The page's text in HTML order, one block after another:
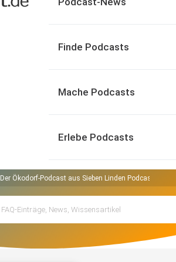
Finde Podcasts
Mache Podcasts
Erlebe Podcasts
Der Ökodorf-Podcast aus Sieben Linden Podcast